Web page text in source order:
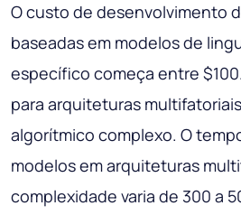
O custo de desenvolvimento
baseadas em modelos de
específico começa entre
para arquiteturas
algorítmico complexo. O
modelos em arquiteturas
complexidade varia de 300 a